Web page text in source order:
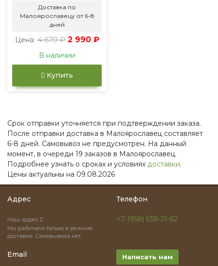
Доставка по
Малоярославецу от 6-8
дней
Цена: 4 670 ₽ 2 990 ₽
В наличии
Купить
Срок отправки уточняется при подтверждении заказа.
После отправки доставка в Малоярославец составляет
6-8 дней. Самовывоз не предусмотрен. На данный
момент, в очереди 19 заказов в Малоярославец.
Подробнее узнать о сроках и условиях доставки.
Цены актуальны на 09.08.2026
Адрес
Наш адрес
Мы работаем только в режиме
доставки. Самовывоза нет.
Телефон
+7 (958) 538-21-62
Email Написать нам